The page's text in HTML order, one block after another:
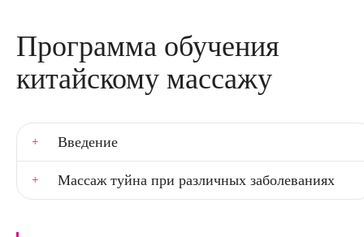
Программа обучения
китайскому массажу
Введение
Массаж туйна при различных заболеваниях